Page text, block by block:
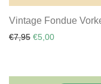
Vintage Fondue
€7,95 Oorspronkelijke
€5,00Huidige prijs